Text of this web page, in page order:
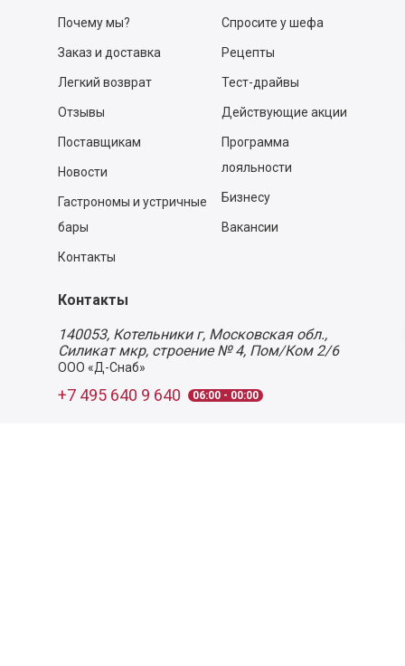
Почему мы?
Заказ и доставка
Легкий возврат
Отзывы
Поставщикам
Новости
Гастрономы и устричные
бары
Контакты
Спросите у шефа
Рецепты
Тест-драйвы
Действующие акции
Программа
лояльности
Бизнесу
Вакансии
Контакты
140053, Котельники г, Московская обл.,
Силикат мкр, строение № 4, Пом/Ком 2/6
ООО «Д-Снаб»
+7 495 640 9 640 06:00 - 00:00